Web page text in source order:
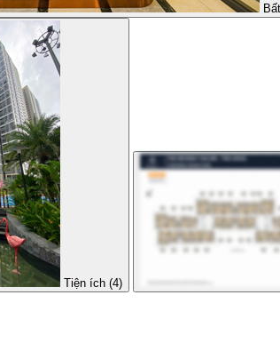
Tiện ích (4)